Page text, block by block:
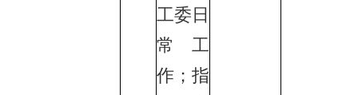
工委日
常工
作；指